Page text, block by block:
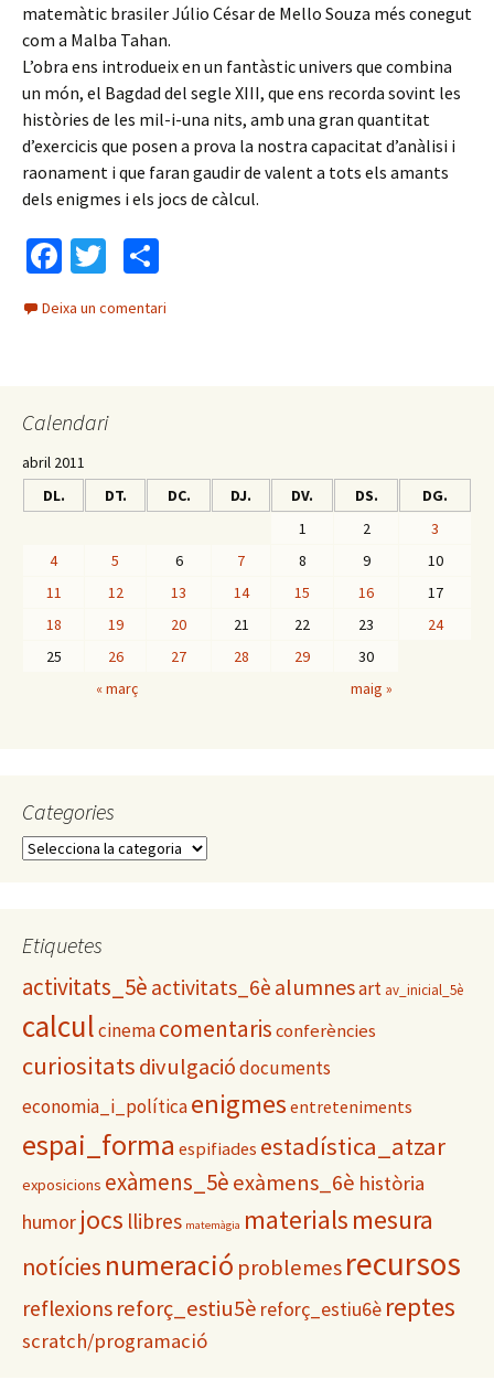
matemàtic brasiler Júlio César de Mello Souza més conegut
com a Malba Tahan.
L’obra ens introdueix en un fantàstic univers que combina
un món, el Bagdad del segle XIII, que ens recorda sovint les
històries de les mil-i-una nits, amb una gran quantitat
d’exercicis que posen a prova la nostra capacitat d’anàlisi i
raonament i que faran gaudir de valent a tots els amants
dels enigmes i els jocs de càlcul.
Fa
b
k
T
tt
o
m
ix
Deixa un comentari
Calendari
abril 2011
DL.
DT. DC. DJ. DV. DS. DG.
« març maig »
1 2
3
4
5 6 7 8 9
10
11
12 13 14 15 16
17
18
19 20 21 22 23
24
25
26 27 28 29 30
Categories
C
g
r
e
Etiquetes
activitats_5è activitats_6è alumnesart av_inicial_5è
calculcinemacomentarisconferències
curiositatsdivulgaciódocuments
economia_i_políticaenigmes entreteniments
espai_forma espifiades estadística_atzar
exposicions exàmens_5èexàmens_6è història
humor jocs llibres matemàgia materialsmesura
notícies numeració problemesrecursos
reflexions reforç_estiu5è reforç_estiu6è reptes
scratch/programació